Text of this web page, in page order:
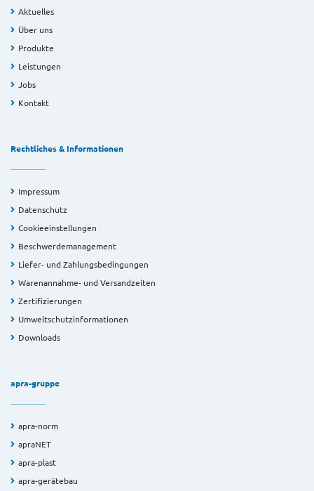
Aktuelles
Über uns
Produkte
Leistungen
Jobs
Kontakt
Rechtliches & Informationen
Impressum
Datenschutz
Cookieeinstellungen
Beschwerdemanagement
Liefer- und Zahlungsbedingungen
Warenannahme- und Versandzeiten
Zertifizierungen
Umweltschutzinformationen
Downloads
apra-gruppe
apra-norm
apraNET
apra-plast
apra-gerätebau